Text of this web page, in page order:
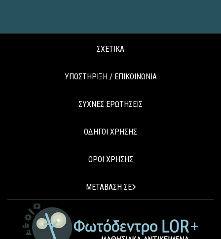
ΣΧΕΤΙΚΑ
ΥΠΟΣΤΗΡΙΞΗ / ΕΠΙΚΟΙΝΩΝΙΑ
ΣΥΧΝΕΣ ΕΡΩΤΗΣΕΙΣ
ΟΔΗΓΟΙ ΧΡΗΣΗΣ
ΟΡΟΙ ΧΡΗΣΗΣ
ΜΕΤΑΒΑΣΗ ΣΕ